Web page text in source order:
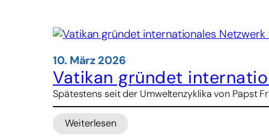
Social-
Verbot
für
Kinder
ein
10. März 2026
Vatikan gründet
Spätestens seit der Umweltenzyklika von Papst
Weiterlesen
: